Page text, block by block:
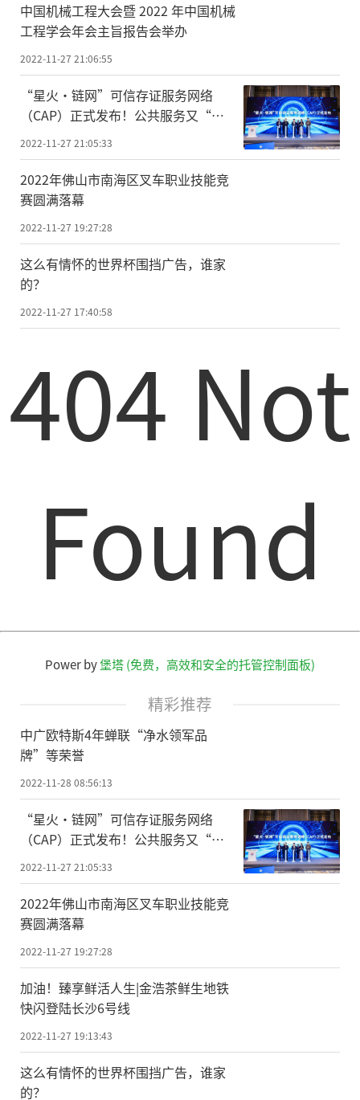
中国机械工程大会暨 2022 年中国机械
工程学会年会主旨报告会举办
2022-11-27 21:06:55
“星火·链网”可信存证服务网络
（CAP）正式发布！公共服务又“上
新”！
2022-11-27 21:05:33
2022年佛山市南海区叉车职业技能竞
赛圆满落幕
2022-11-27 19:27:28
这么有情怀的世界杯围挡广告，谁家
的？
2022-11-27 17:40:58
404 Not
Found
Power by堡塔 (免费，高效和安全的托管控制面板)
精彩推荐
中广欧特斯4年蝉联“净水领军品
牌”等荣誉
2022-11-28 08:56:13
“星火·链网”可信存证服务网络
（CAP）正式发布！公共服务又“上
新”！
2022-11-27 21:05:33
2022年佛山市南海区叉车职业技能竞
赛圆满落幕
2022-11-27 19:27:28
加油！臻享鲜活人生|金浩茶鲜生地铁
快闪登陆长沙6号线
2022-11-27 19:13:43
这么有情怀的世界杯围挡广告，谁家
的？